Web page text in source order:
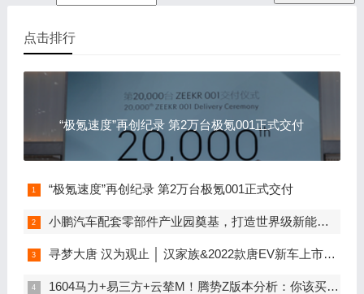
点击排行
“极氪速度”再创纪录 第2万台极氪001正式交付
“极氪速度”再创纪录 第2万台极氪001正式交付
小鹏汽车配套零部件产业园奠基，打造世界级新能源智能汽车集群
寻梦大唐 汉为观止 │ 汉家族&2022款唐EV新车上市发布会，敬请期待！
1604马力+易三方+云辇M！腾势Z版本分析：你该买谁？